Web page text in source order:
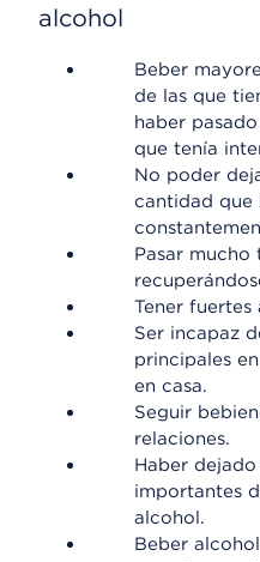
alcohol
Beber
de las que
haber
que tenía
No poder
cantidad que
Pasar
Tener fuertes
Ser incapaz
principales
en casa.
Seguir
relaciones.
Haber
importantes
alcohol.
Beber